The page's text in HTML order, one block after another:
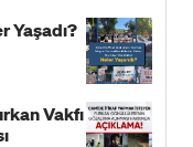
Yaşadı?
Vakfı